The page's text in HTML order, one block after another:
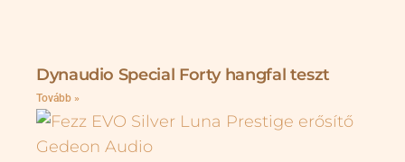
Dynaudio Special Forty hangfal teszt
Tovább »